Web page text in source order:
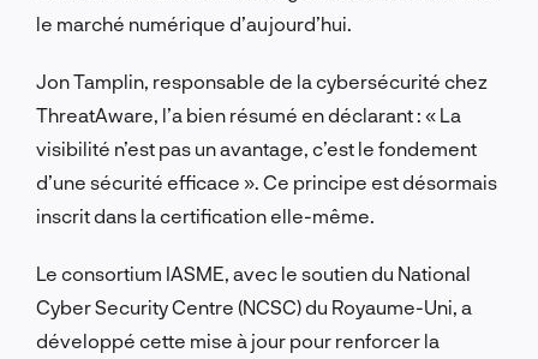
le marché numérique d’aujourd’hui.
Jon Tamplin, responsable de la cybersécurité chez
ThreatAware, l’a bien résumé en déclarant : « La
visibilité n’est pas un avantage, c’est le fondement
d’une sécurité efficace ». Ce principe est désormais
inscrit dans la certification elle-même.
Le consortium IASME, avec le soutien du National
Cyber Security Centre (NCSC) du Royaume-Uni, a
développé cette mise à jour pour renforcer la